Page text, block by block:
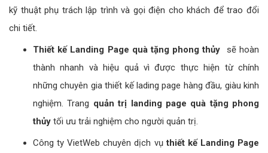
kỹ thuật phụ trách lập trình và gọi điện cho khách để trao đổi
chi tiết.
Thiết kế Landing Page quà tặng phong thủy
sẽ hoàn
thành nhanh và hiệu quả vì được thực hiện từ chính
những chuyên gia thiết kế lading page hàng đầu, giàu kinh
nghiệm. Trang quản trị landing page quà tặng phong
thủy tối ưu trải nghiệm cho người quản trị.
Công ty VietWeb chuyên dịch vụthiết kế Landing Page